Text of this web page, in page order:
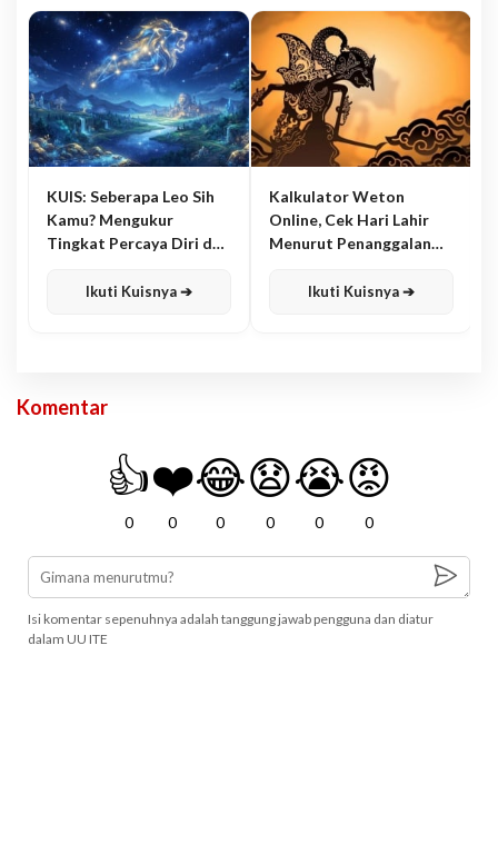
KUIS: Seberapa Leo Sih
Kamu? Mengukur
Tingkat Percaya Diri dan
Ikuti Kuisnya ➔
Kalkulator Weton
Online, Cek Hari Lahir
Menurut Penanggalan
Ikuti Kuisnya ➔
Komentar
👍
0
❤️
0
😂
0
😧
0
😭
0
😡
0
Isi komentar sepenuhnya adalah tanggung jawab pengguna dan diatur
dalam UU ITE